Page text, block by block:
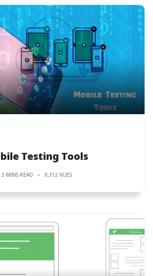
Testing Tools
3 MINS READ 9,312 VUES